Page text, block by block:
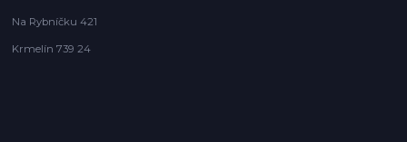
Na Rybníčku 421
Krmelín 739 24